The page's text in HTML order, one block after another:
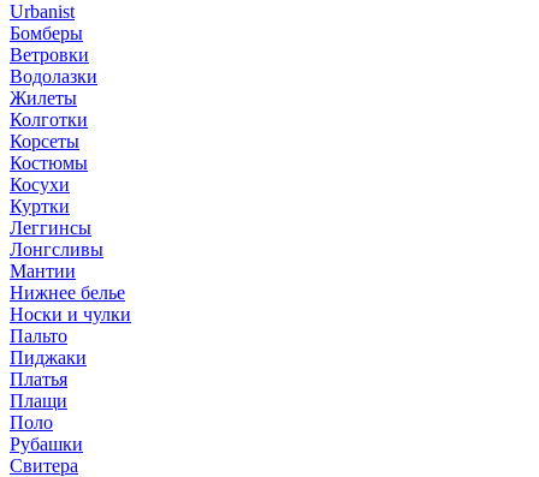
Urbanist
Бомберы
Ветровки
Водолазки
Жилеты
Колготки
Корсеты
Костюмы
Косухи
Куртки
Леггинсы
Лонгсливы
Мантии
Нижнее белье
Носки и чулки
Пальто
Пиджаки
Платья
Плащи
Поло
Рубашки
Свитера